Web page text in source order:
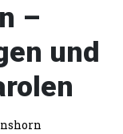
–
und